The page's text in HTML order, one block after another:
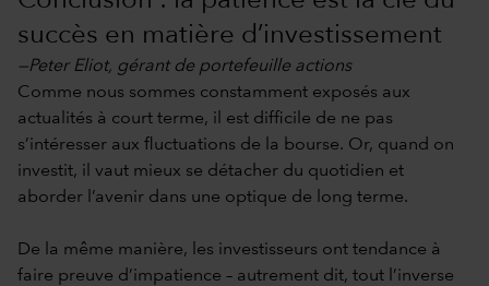
succès en matière d’investissement
—Peter Eliot, gérant de portefeuille actions
Comme nous sommes constamment exposés aux
actualités à court terme, il est difficile de ne pas
s’intéresser aux fluctuations de la bourse. Or, quand on
investit, il vaut mieux se détacher du quotidien et
aborder l’avenir dans une optique de long terme.
De la même manière, les investisseurs ont tendance à
faire preuve d’impatience – autrement dit, tout l’inverse